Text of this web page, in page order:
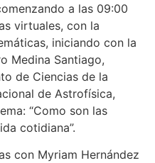
a las 09:00
virtuales, con la
iniciando con la
Medina Santiago,
de Ciencias de la
de Astrofísica,
“Como son las
cotidiana”.
con Myriam Hernández